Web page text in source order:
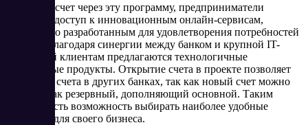
Открывая счет через эту программу, предприниматели
получают доступ к инновационным онлайн-сервисам,
специально разработанным для удовлетворения потребностей
бизнеса. Благодаря синергии между банком и крупной IT-
компанией клиентам предлагаются технологичные
финансовые продукты. Открытие счета в проекте позволяет
сохранить счета в других банках, так как новый счет можно
открыть как резервный, дополняющий основной. Таким
образом, есть возможность выбирать наиболее удобные
варианты для своего бизнеса.